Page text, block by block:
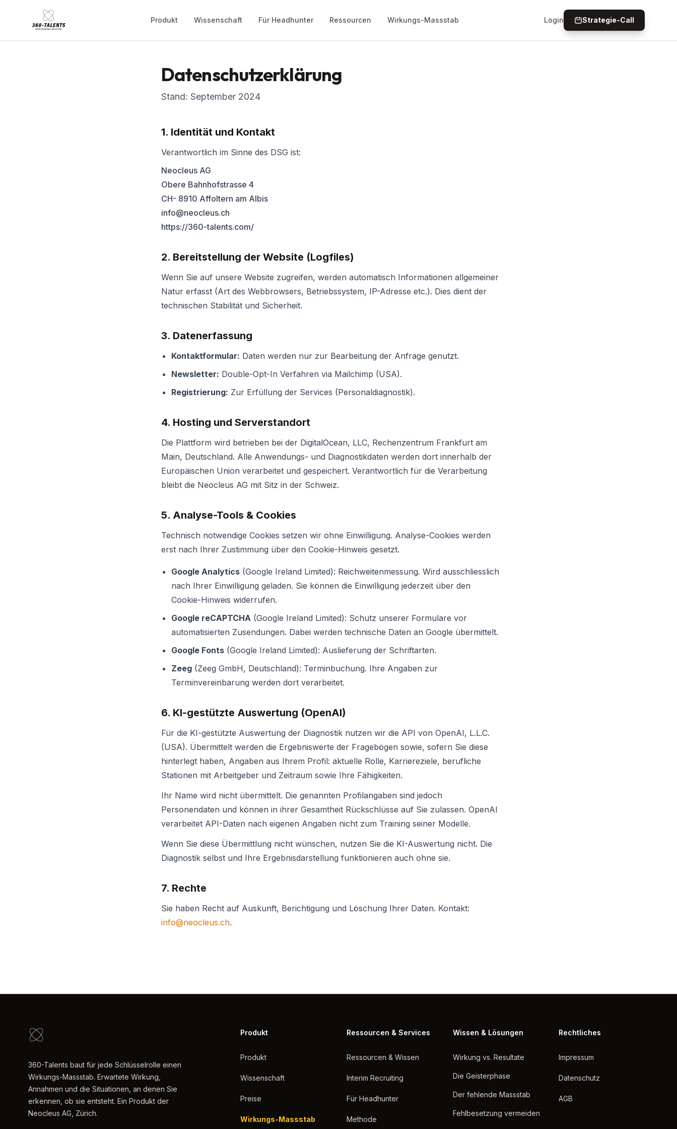
Produkt Wissenschaft Für Headhunter Ressourcen Wirkungs-Massstab Login Strategie-Call
Datenschutzerklärung
Stand: September 2024
1. Identität und Kontakt
Verantwortlich im Sinne des DSG ist:
Neocleus AG
Obere Bahnhofstrasse 4
CH- 8910 Affoltern am Albis
info@neocleus.ch
https://360-talents.com/
2. Bereitstellung der Website (Logfiles)
Wenn Sie auf unsere Website zugreifen, werden automatisch Informationen allgemeiner
Natur erfasst (Art des Webbrowsers, Betriebssystem, IP-Adresse etc.). Dies dient der
technischen Stabilität und Sicherheit.
3. Datenerfassung
Kontaktformular: Daten werden nur zur Bearbeitung der Anfrage genutzt.
Newsletter: Double-Opt-In Verfahren via Mailchimp (USA).
Registrierung: Zur Erfüllung der Services (Personaldiagnostik).
4. Hosting und Serverstandort
Die Plattform wird betrieben bei der DigitalOcean, LLC, Rechenzentrum Frankfurt am
Main, Deutschland. Alle Anwendungs- und Diagnostikdaten werden dort innerhalb der
Europäischen Union verarbeitet und gespeichert. Verantwortlich für die Verarbeitung
bleibt die Neocleus AG mit Sitz in der Schweiz.
5. Analyse-Tools & Cookies
Technisch notwendige Cookies setzen wir ohne Einwilligung. Analyse-Cookies werden
erst nach Ihrer Zustimmung über den Cookie-Hinweis gesetzt.
Google Analytics (Google Ireland Limited): Reichweitenmessung. Wird ausschliesslich
nach Ihrer Einwilligung geladen. Sie können die Einwilligung jederzeit über den
Cookie-Hinweis widerrufen.
Google reCAPTCHA (Google Ireland Limited): Schutz unserer Formulare vor
automatisierten Zusendungen. Dabei werden technische Daten an Google übermittelt.
Google Fonts (Google Ireland Limited): Auslieferung der Schriftarten.
Zeeg (Zeeg GmbH, Deutschland): Terminbuchung. Ihre Angaben zur
Terminvereinbarung werden dort verarbeitet.
6. KI-gestützte Auswertung (OpenAI)
Für die KI-gestützte Auswertung der Diagnostik nutzen wir die API von OpenAI, L.L.C.
(USA). Übermittelt werden die Ergebniswerte der Fragebögen sowie, sofern Sie diese
hinterlegt haben, Angaben aus Ihrem Profil: aktuelle Rolle, Karriereziele, berufliche
Stationen mit Arbeitgeber und Zeitraum sowie Ihre Fähigkeiten.
Ihr Name wird nicht übermittelt. Die genannten Profilangaben sind jedoch
Personendaten und können in ihrer Gesamtheit Rückschlüsse auf Sie zulassen. OpenAI
verarbeitet API-Daten nach eigenen Angaben nicht zum Training seiner Modelle.
Wenn Sie diese Übermittlung nicht wünschen, nutzen Sie die KI-Auswertung nicht. Die
Diagnostik selbst und Ihre Ergebnisdarstellung funktionieren auch ohne sie.
7. Rechte
Sie haben Recht auf Auskunft, Berichtigung und Löschung Ihrer Daten. Kontakt:
info@neocleus.ch.
360-Talents baut für jede Schlüsselrolle einen
Wirkungs-Massstab. Erwartete Wirkung,
Annahmen und die Situationen, an denen Sie
erkennen, ob sie entsteht. Ein Produkt der
Neocleus AG, Zürich.
Produkt
Produkt
Wissenschaft
Preise
Wirkungs-Massstab
Ressourcen & Services
Ressourcen & Wissen
Interim Recruiting
Für Headhunter
Methode
Wissen & Lösungen
Wirkung vs. Resultate
Die Geisterphase
Der fehlende Massstab
Fehlbesetzung vermeiden
Rechtliches
Impressum
Datenschutz
AGB